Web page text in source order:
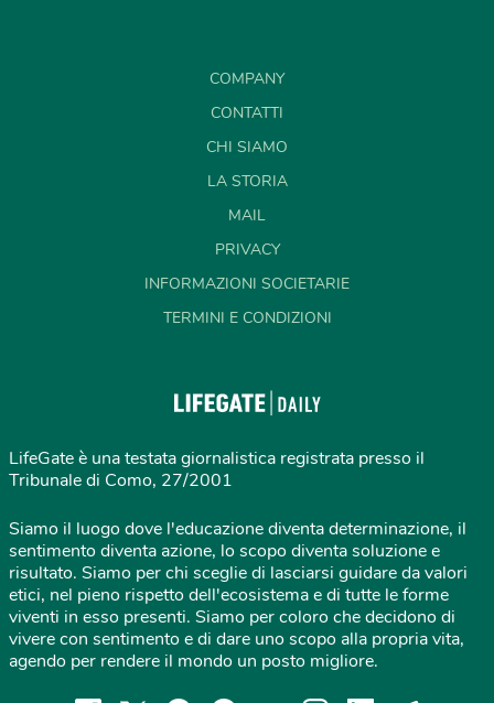
COMPANY
CONTATTI
CHI SIAMO
LA STORIA
MAIL
PRIVACY
INFORMAZIONI SOCIETARIE
TERMINI E CONDIZIONI
LifeGate è una testata giornalistica registrata presso il
Tribunale di Como, 27/2001
Siamo il luogo dove l'educazione diventa determinazione, il
sentimento diventa azione, lo scopo diventa soluzione e
risultato. Siamo per chi sceglie di lasciarsi guidare da valori
etici, nel pieno rispetto dell'ecosistema e di tutte le forme
viventi in esso presenti. Siamo per coloro che decidono di
vivere con sentimento e di dare uno scopo alla propria vita,
agendo per rendere il mondo un posto migliore.